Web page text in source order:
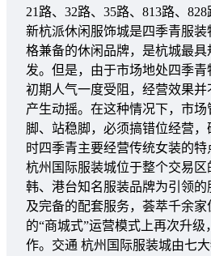
21路、32路、35路、813路、
新杭派休闲服饰城是四季青服
格兼备的休闲品牌，是杭城最
发。但是，由于市场地处四季
初期人气一度受阻，经营效果
产生动摇。在这种情况下，市
脚、站稳脚，必须搞错位经营
时四季青主要经营传统女装的特
杭州国际服装城位于整个交易
韩、港台知名服装品牌为引领
及完备的配套服务，荟萃千余
的“商城式”运营模式上再次升
作。交通 杭州国际服装城由七